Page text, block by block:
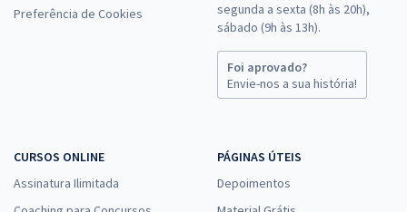
Preferência de Cookies
segunda a sexta (8h às 20h),
sábado (9h às 13h).
Foi aprovado?
Envie-nos a sua história!
CURSOS ONLINE
Assinatura Ilimitada
PÁGINAS ÚTEIS
Depoimentos